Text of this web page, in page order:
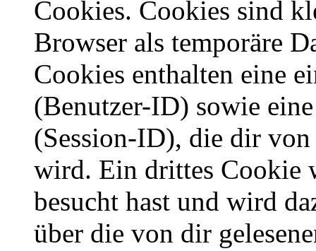
Cookies. Cookies sind
Browser als temporäre
Cookies enthalten eine
(Benutzer-ID) sowie
(Session-ID), die dir
wird. Ein drittes Cookie
besucht hast und wird
über die von dir